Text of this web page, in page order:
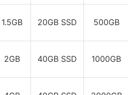
1.5GB 20GB SSD 500GB
2GB 40GB SSD 1000GB